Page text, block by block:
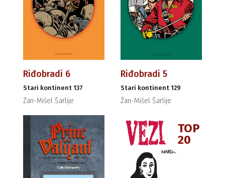
Riđobradi 6
Stari kontinent 137
Žan-Mišel Šarlije
Riđobradi 5
Stari kontinent 129
Žan-Mišel Šarlije
TOP
20